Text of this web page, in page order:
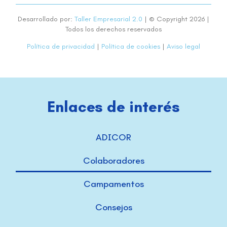
Enlaces de interés
ADICOR
Colaboradores
Campamentos
Consejos
Desarrollado por: Taller Empresarial 2.0 | © Copyright 2026 |
Todos los derechos reservados
Política de privacidad | Política de cookies | Aviso legal